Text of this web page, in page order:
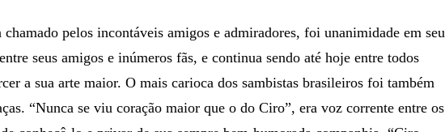
pelos incontáveis amigos e admiradores, foi unanimidade em seu
seus amigos e inúmeros fãs, e continua sendo até hoje entre todos
a sua arte maior. O mais carioca dos sambistas brasileiros foi também
“Nunca se viu coração maior que o do Ciro”, era voz corrente entre os